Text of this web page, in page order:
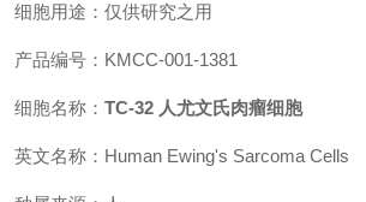
细胞用途：仅供研究之用
产品编号：KMCC-001-1381
细胞名称： TC-32 人尤文氏肉瘤细胞
英文名称：Human Ewing's Sarcoma Cells